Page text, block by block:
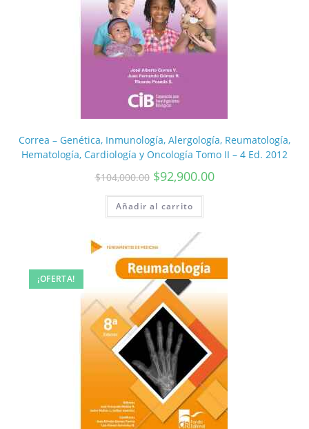
Correa – Genética, Inmunología, Alergología, Reumatología,
Hematología, Cardiología y Oncología Tomo II – 4 Ed. 2012
$104,000.00 $92,900.00
Añadir al carrito
¡OFERTA!